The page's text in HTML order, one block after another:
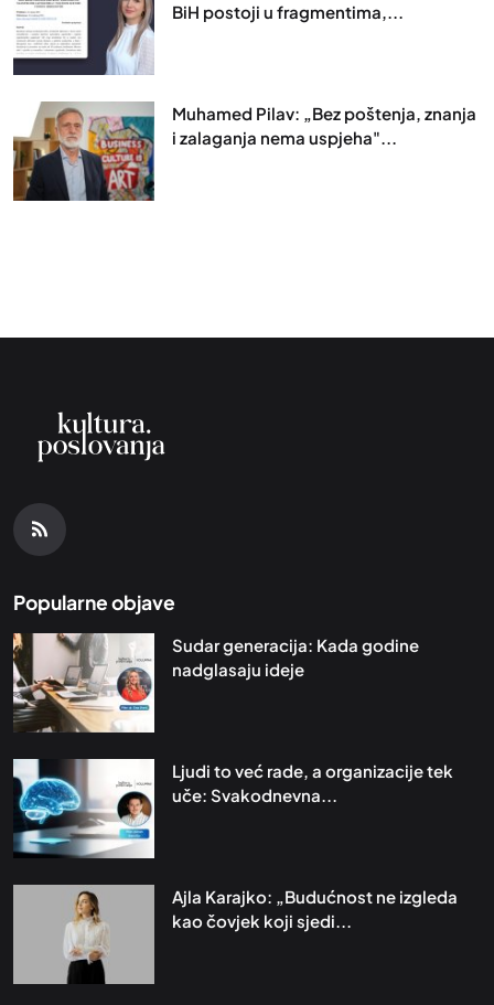
BiH postoji u fragmentima,...
Muhamed Pilav: „Bez poštenja, znanja
i zalaganja nema uspjeha"...
Popularne objave
Sudar generacija: Kada godine
nadglasaju ideje
Ljudi to već rade, a organizacije tek
uče: Svakodnevna...
Ajla Karajko: „Budućnost ne izgleda
kao čovjek koji sjedi...